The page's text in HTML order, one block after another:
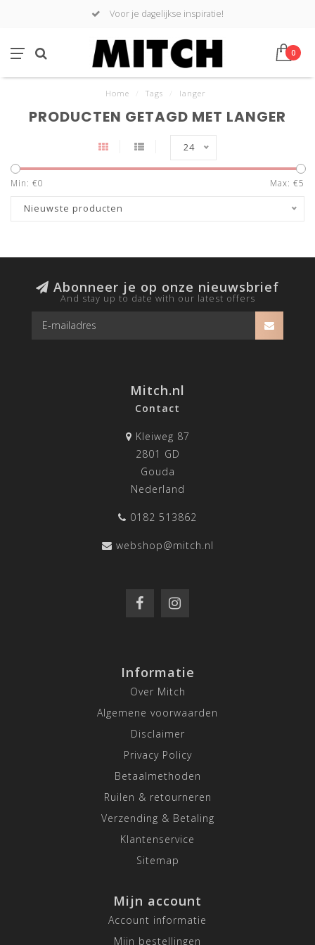
Voor je dagelijkse inspiratie!
0
Home Tags langer
PRODUCTEN GETAGD MET LANGER
24
Min: €0 Max: €5
Nieuwste producten
Abonneer je op onze nieuwsbrief
And stay up to date with our latest offers
Mitch.nl
Contact
Kleiweg 87
2801 GD
Gouda
Nederland
0182 513862
webshop@mitch.nl
Informatie
Over Mitch
Algemene voorwaarden
Disclaimer
Privacy Policy
Betaalmethoden
Ruilen & retourneren
Verzending & Betaling
Klantenservice
Sitemap
Mijn account
Account informatie
Mijn bestellingen